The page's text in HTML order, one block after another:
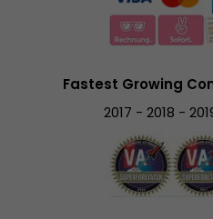
Fastest Growing
2017 - 2018 -